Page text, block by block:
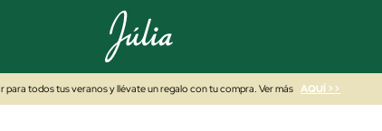
para todos tus veranos y llévate un regalo con tu compra. Ver más AQUÍ >>